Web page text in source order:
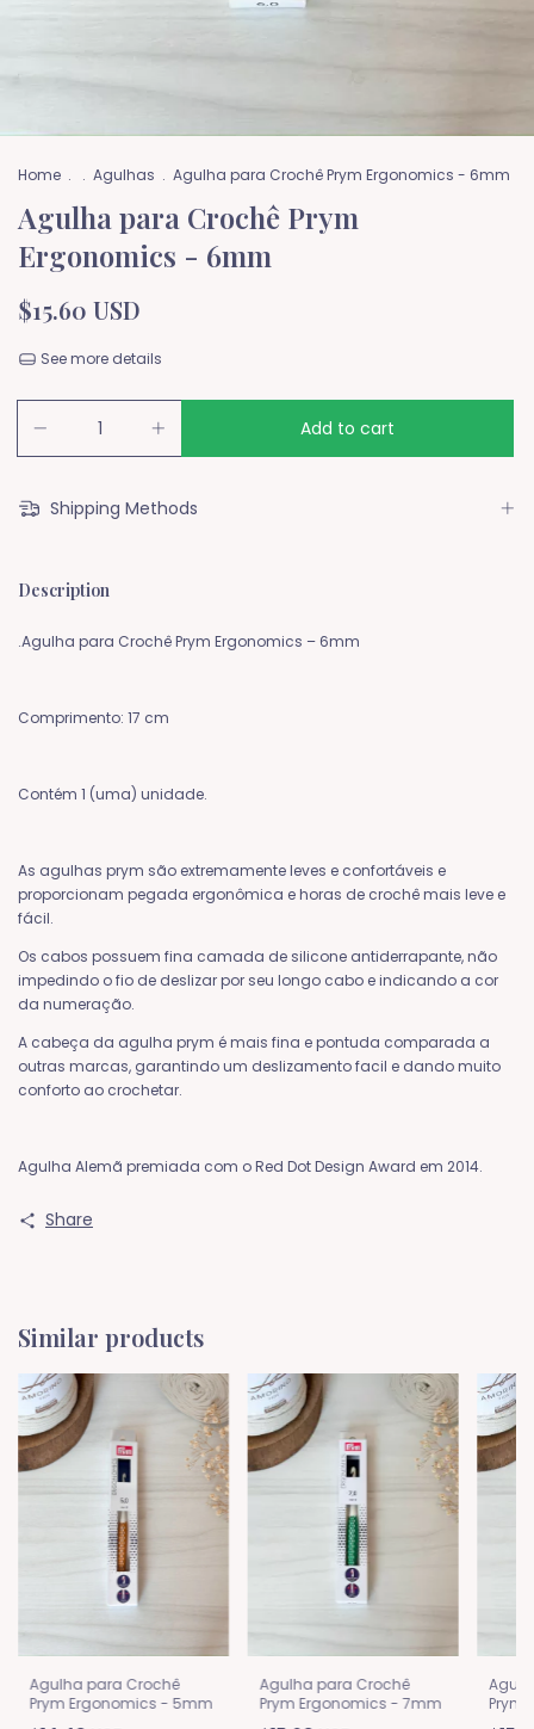
Home . . Agulhas . Agulha para Crochê Prym Ergonomics - 6mm
Agulha para Crochê Prym
Ergonomics - 6mm
$15.60 USD
See more details
Shipping Methods
Description
.Agulha para Crochê Prym Ergonomics – 6mm
Comprimento: 17 cm
Contém 1 (uma) unidade.
As agulhas prym são extremamente leves e confortáveis e
proporcionam pegada ergonômica e horas de crochê mais leve e
fácil.
Os cabos possuem fina camada de silicone antiderrapante, não
impedindo o fio de deslizar por seu longo cabo e indicando a cor
da numeração.
A cabeça da agulha prym é mais fina e pontuda comparada a
outras marcas, garantindo um deslizamento facil e dando muito
conforto ao crochetar.
Agulha Alemã premiada com o Red Dot Design Award em 2014.
Share
Similar products
Agulha para Crochê
Prym Ergonomics - 5mm
Agulha para Crochê
Prym Ergonomics - 7mm
Prym